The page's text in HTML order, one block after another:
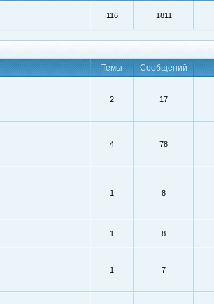
116 1811
Темы Сообщений
2 17
4 78
1 8
1 8
1 7